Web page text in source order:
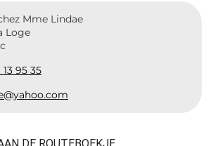
Mme Lindae
Loge
13 95 35